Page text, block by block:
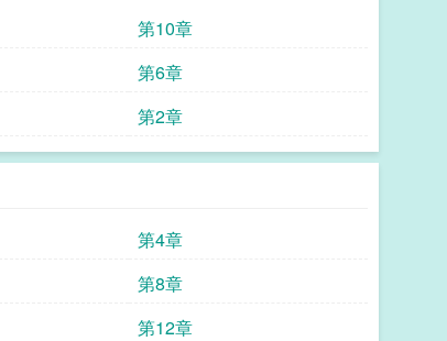
第10章
第6章
第2章
第4章
第8章
第12章